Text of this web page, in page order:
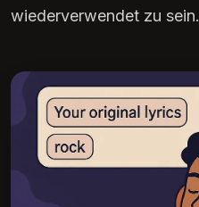
wiederverwendet zu sein.